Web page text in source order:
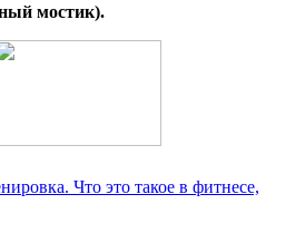
мостик).
Что это такое в фитнесе,